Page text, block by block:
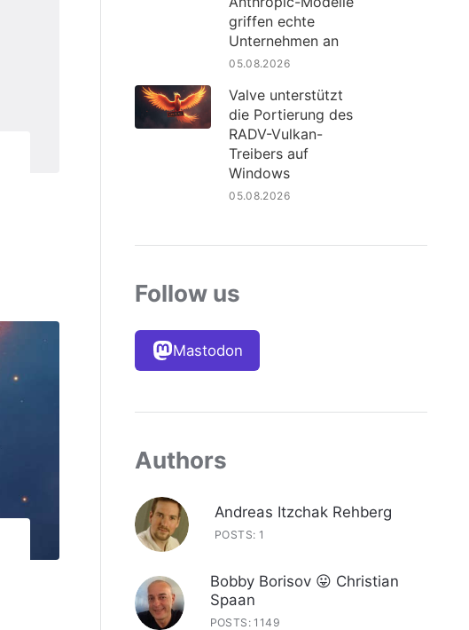
griffen echte
Unternehmen an
05.08.2026
Valve unterstützt
die Portierung des
RADV-Vulkan-
Treibers auf
Windows
05.08.2026
Follow us
Mastodon
Authors
Andreas Itzchak Rehberg
POSTS: 1
Bobby Borisov 😛 Christian
Spaan
POSTS: 1149